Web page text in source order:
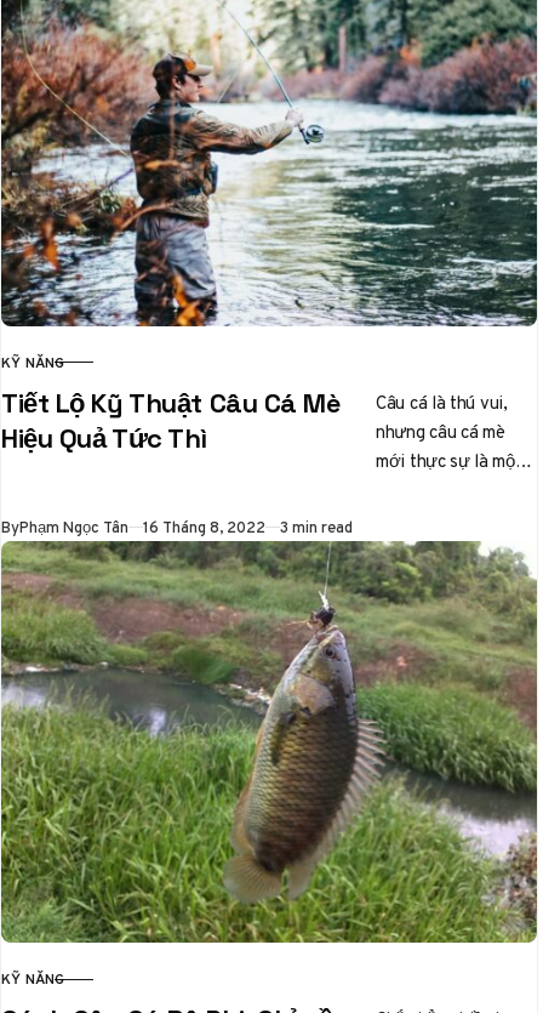
CATEGORY
KỸ NĂNG
Tiết Lộ Kỹ Thuật Câu Cá Mè
Hiệu Quả Tức Thì
Câu cá là thú vui,
nhưng câu cá mè
mới thực sự là một
ByPhạm Ngọc Tân Published
16 Tháng 8, 2022 3 min read
CATEGORY
KỸ NĂNG